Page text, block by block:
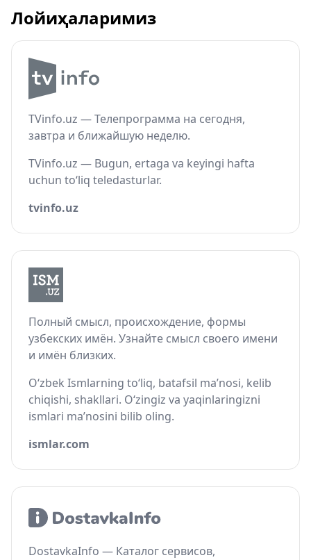
Лойиҳаларимиз
TVinfo.uz — Телепрограмма на сегодня,
завтра и ближайшую неделю.
TVinfo.uz — Bugun, ertaga va keyingi hafta
uchun to‘liq teledasturlar.
tvinfo.uz
Полный смысл, происхождение, формы
узбекских имён. Узнайте смысл своего имени
и имён близких.
O‘zbek Ismlarning to‘liq, batafsil ma’nosi, kelib
chiqishi, shakllari. O‘zingiz va yaqinlaringizni
ismlari ma’nosini bilib oling.
ismlar.com
DostavkaInfo — Каталог сервисов,